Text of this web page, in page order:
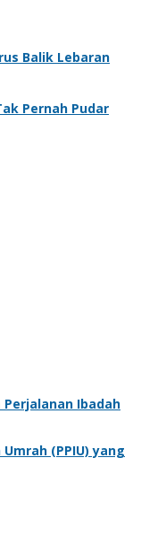
Balik Lebaran
Pernah Pudar
Ibadah
Umrah (PPIU) yang